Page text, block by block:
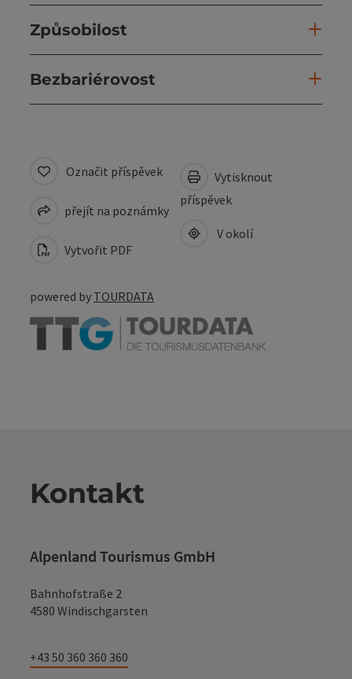
Způsobilost
Bezbariérovost
Označit příspěvek
přejít na poznámky
Vytvořit PDF
Vytisknout
příspěvek
V okolí
powered by TOURDATA
Kontakt
Alpenland Tourismus GmbH
Bahnhofstraße 2
4580 Windischgarsten
+43 50 360 360 360